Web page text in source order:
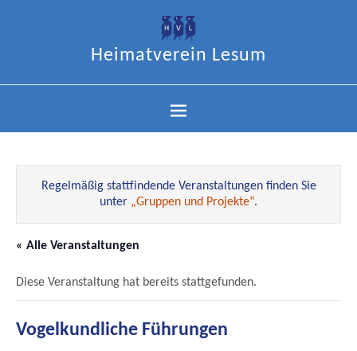
Heimatverein Lesum
Regelmäßig stattfindende Veranstaltungen finden Sie
unter „Gruppen und Projekte“.
« Alle Veranstaltungen
Diese Veranstaltung hat bereits stattgefunden.
Vogelkundliche Führungen